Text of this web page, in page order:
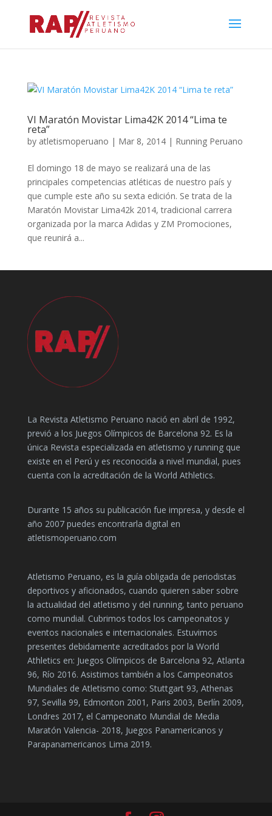
VI Maratón Movistar Lima42K 2014 “Lima te
reta”
by atletismoperuano | Mar 8, 2014| Running Peruano
El domingo 18 de mayo se realizará una de las
principales competencias atléticas de nuestro país y
que cumple este año su sexta edición. Se trata de la
Maratón Movistar Lima42k 2014, tradicional carrera
organizada por la marca Adidas y ZM Promociones,
que reunirá a...
La Revista Atletismo Peruano nació en abril de 1992,
previó a los Juegos Olímpicos de Barcelona 92. Es la
única Revista especializada en atletismo y running que
existe en el Perú y es reconocida a nivel mundial, pues
cuenta con la acreditación de la World Athletics.
Durante 15 años su publicación fue impresa, y desde el
año 2007 puedes encontrarla digital en
atletismoperuano.com
Atletismo Peruano, es la guía obligada de periodistas
deportivos y aficionados, cuando quieren saber sobre
la actualidad del atletismo y del running, tanto peruano
como mundial. Cubrimos todos los campeonatos y
eventos nacionales e internacionales. Estuvimos
presentes debidamente acreditados por la World
Athletics en: Juegos Olímpicos de Barcelona 92, Atlanta
96, Río 2016. Asistimos también a los Campeonatos
Mundiales de Atletismo como: Stuttgart 93, Athenas
97, Sevilla 99, Edmonton 2001, Paris 2003, Berlín 2009,
Londres 2017, el Campeonato Mundial de Media
Maratón Valencia- 2018, Juegos Panamericanos y
Parapanamericanos Lima 2019.